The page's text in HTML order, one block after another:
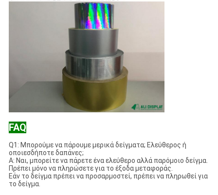
FAQ
Q1: Μπορούμε να πάρουμε μερικά δείγματα; Ελεύθερος ή
οποιεσδήποτε δαπάνες;
Α: Ναι, μπορείτε να πάρετε ένα ελεύθερο αλλά παρόμοιο δείγμα.
Πρέπει μόνο να πληρώσετε για το έξοδα μεταφοράς.
Εάν το δείγμα πρέπει να προσαρμοστεί, πρέπει να πληρωθεί για
το δείγμα.